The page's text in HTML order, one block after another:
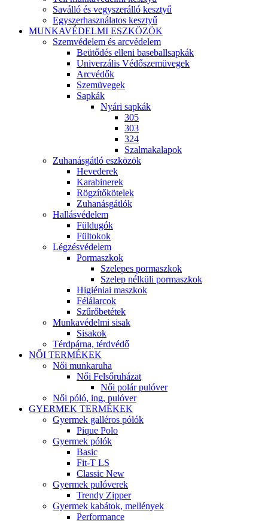
Saválló és vegyszerálló kesztyű
Egyszerhasználatos kesztyű
MUNKAVÉDELMI ESZKÖZÖK
Szemvédelem és arcvédelem
Beütődés elleni baseballsapkák
Univerzális Védőszemüvegek
Arcvédők
Szemüvegek
Sapkák
Nyári sapkák
305
303
324
Szalmakalapok
Zuhanásgátló eszközök
Hevederek
Karabinerek
Rögzítőkötelek
Zuhanásgátlók
Hallásvédelem
Füldugók
Fültokok
Légzésvédelem
Pormaszkok
Szelepes pormaszkok
Szelep nélküli pormaszkok
Higiéniai maszkok
Félálarcok
Szűrőbetétek
Munkavédelmi sisak
Sisakok
Térdpárna, térdvédő
NŐI TERMÉKEK
Női munkaruha
Női Felsőruházat
Női polár pulóver
Női póló, ing, pulóver
GYERMEK TERMÉKEK
Gyermek galléros pólók
Pique Polo
Gyermek pólók
Basic
Fit-T LS
Classic New
Gyermek pulóverek
Trendy Zipper
Gyermek kabátok, mellények
Performance